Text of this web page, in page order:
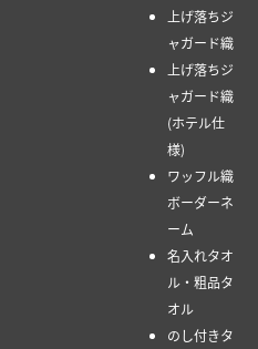
上げ落ちジ
ャガード織
上げ落ちジ
ャガード織
(ホテル仕
様)
ワッフル織
ボーダーネ
ーム
名入れタオ
ル・粗品タ
オル
のし付きタ